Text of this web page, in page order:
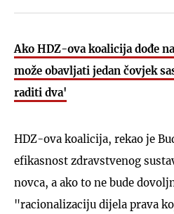
Ako HDZ-ova koalicija dođe
može obavljati jedan čovjek
raditi dva'
HDZ-ova koalicija, rekao je
efikasnost zdravstvenog
novca, a ako to ne bude
"racionalizaciju dijela prava